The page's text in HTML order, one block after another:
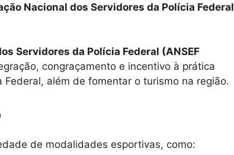
Nacional dos Servidores da Polícia Federal
Servidores da Polícia Federal (ANSEF
congraçamento e incentivo à prática
além de fomentar o turismo na região.
de modalidades esportivas, como: